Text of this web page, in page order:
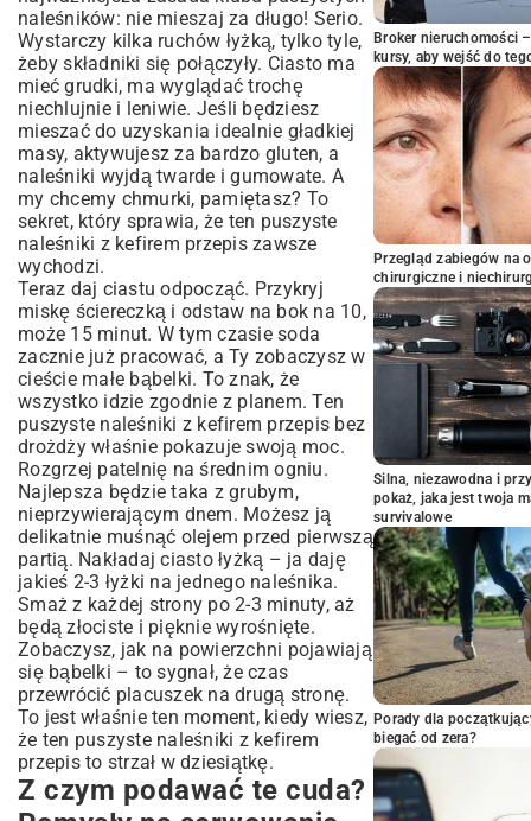
naleśników: nie mieszaj za długo! Serio.
Wystarczy kilka ruchów łyżką, tylko tyle,
żeby składniki się połączyły. Ciasto ma
mieć grudki, ma wyglądać trochę
niechlujnie i leniwie. Jeśli będziesz
mieszać do uzyskania idealnie gładkiej
masy, aktywujesz za bardzo gluten, a
naleśniki wyjdą twarde i gumowate. A
my chcemy chmurki, pamiętasz? To
sekret, który sprawia, że ten puszyste
naleśniki z kefirem przepis zawsze
wychodzi.
Teraz daj ciastu odpocząć. Przykryj
miskę ściereczką i odstaw na bok na 10,
może 15 minut. W tym czasie soda
zacznie już pracować, a Ty zobaczysz w
cieście małe bąbelki. To znak, że
wszystko idzie zgodnie z planem. Ten
puszyste naleśniki z kefirem przepis bez
drożdży właśnie pokazuje swoją moc.
Rozgrzej patelnię na średnim ogniu.
Najlepsza będzie taka z grubym,
nieprzywierającym dnem. Możesz ją
delikatnie muśnąć olejem przed pierwszą
partią. Nakładaj ciasto łyżką – ja daję
jakieś 2-3 łyżki na jednego naleśnika.
Smaż z każdej strony po 2-3 minuty, aż
będą złociste i pięknie wyrośnięte.
Zobaczysz, jak na powierzchni pojawiają
się bąbelki – to sygnał, że czas
przewrócić placuszek na drugą stronę.
To jest właśnie ten moment, kiedy wiesz,
że ten puszyste naleśniki z kefirem
przepis to strzał w dziesiątkę.
Z czym podawać te cuda?
Broker nieruchomości
kursy, aby wejść do
Przegląd zabiegów na
chirurgiczne i
Silna, niezawodna i
pokaż, jaka jest twoja
survivalowe
Porady dla
biegać od zera?